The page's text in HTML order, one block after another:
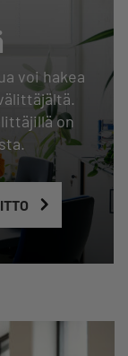
voi hakea
on